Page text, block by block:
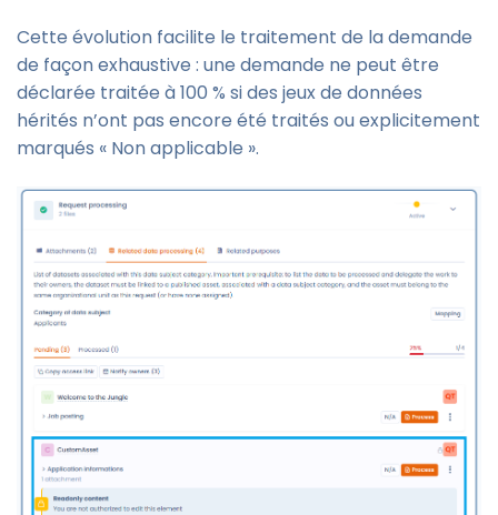
Cette évolution facilite le traitement de la demande
de façon exhaustive : une demande ne peut être
déclarée traitée à 100 % si des jeux de données
hérités n’ont pas encore été traités ou explicitement
marqués « Non applicable ».